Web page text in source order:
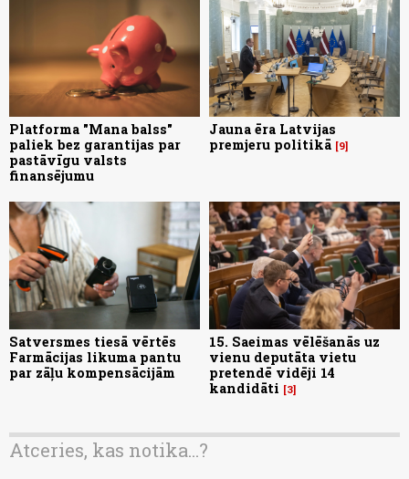
Platforma "Mana balss"
paliek bez garantijas par
pastāvīgu valsts
finansējumu
Jauna ēra Latvijas
premjeru politikā 9
Satversmes tiesā vērtēs
Farmācijas likuma pantu
par zāļu kompensācijām
15. Saeimas vēlēšanās uz
vienu deputāta vietu
pretendē vidēji 14
kandidāti
3
Atceries, kas notika...?